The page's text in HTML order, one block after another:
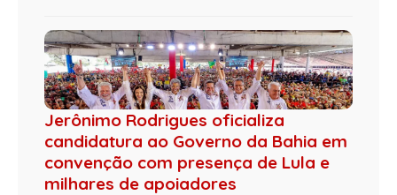
Jerônimo Rodrigues oficializa
candidatura ao Governo da Bahia em
convenção com presença de Lula e
milhares de apoiadores